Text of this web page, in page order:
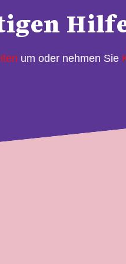
um oder nehmen Sie